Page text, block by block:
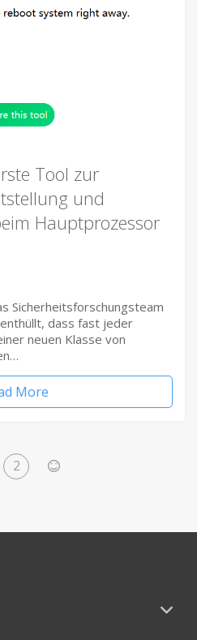
Tool zur
und
Hauptprozessor
Sicherheitsforschungsteam
dass fast jeder
neuen Klasse von
More
2